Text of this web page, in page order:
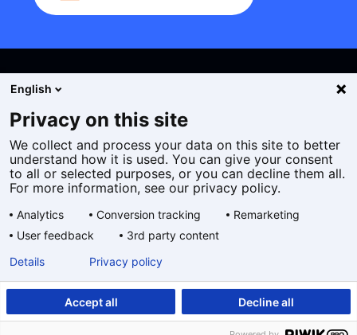
Cookies
Privacy statement
Toegankelijkheid
Algemene voorwaarden
taal:
English
Privacy on this site
We collect and process your data on this site to better
understand how it is used. You can give your consent
to all or selected purposes, or you can decline them all.
For more information, see our privacy policy.
Analytics Conversion tracking
Remarketing
User feedback
3rd party content
Accept all Decline all
Details Privacy policy